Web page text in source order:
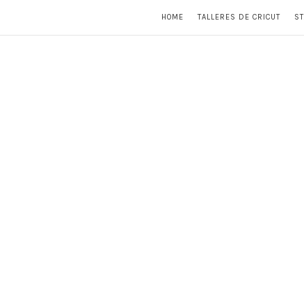
HOME TALLERES DE CRICUT